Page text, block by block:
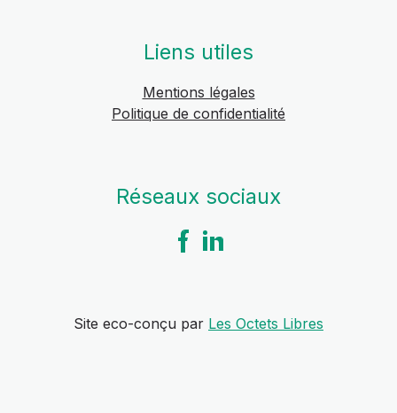
Liens utiles
Mentions légales
Politique de confidentialité
Réseaux sociaux
Site eco-conçu par Les Octets Libres